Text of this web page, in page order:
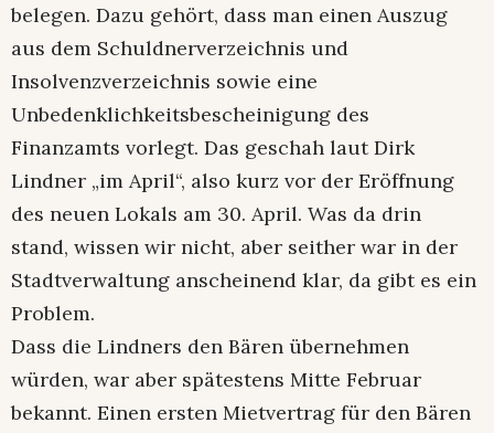
belegen. Dazu gehört, dass man einen Auszug
aus dem Schuldnerverzeichnis und
Insolvenzverzeichnis sowie eine
Unbedenklichkeitsbescheinigung des
Finanzamts vorlegt. Das geschah laut Dirk
Lindner „im April“, also kurz vor der Eröffnung
des neuen Lokals am 30. April. Was da drin
stand, wissen wir nicht, aber seither war in der
Stadtverwaltung anscheinend klar, da gibt es ein
Problem.
Dass die Lindners den Bären übernehmen
würden, war aber spätestens Mitte Februar
bekannt. Einen ersten Mietvertrag für den Bären